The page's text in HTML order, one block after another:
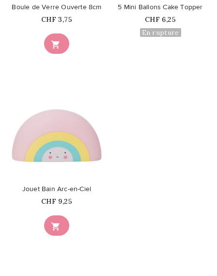

Boule de Verre Ouverte 8cm
Prix
CHF 3,75
5 Mini Ballons Cake Topper
Prix
CHF 6,25
En rupture

Jouet Bain Arc-en-Ciel
Prix
CHF 9,25